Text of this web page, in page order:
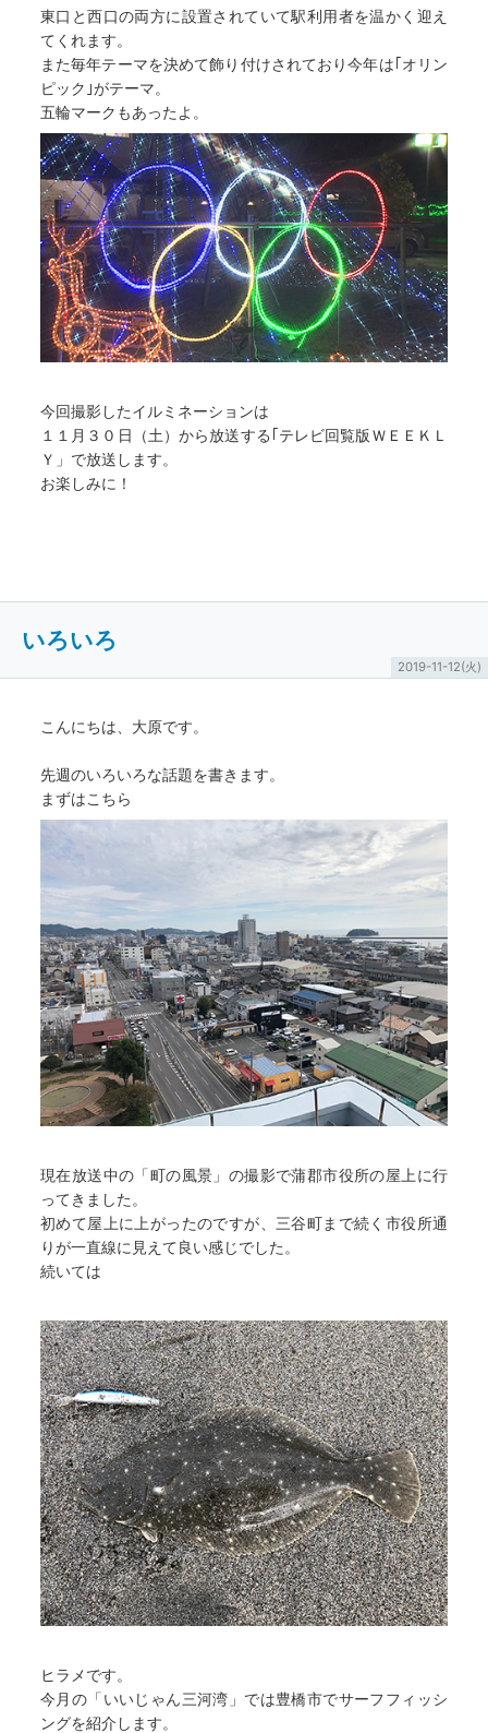
東口と西口の両方に設置されていて駅利用者を温かく迎え
てくれます。
また毎年テーマを決めて飾り付けされており今年は｢オリン
ピック｣がテーマ。
五輪マークもあったよ。
今回撮影したイルミネーションは
１１月３０日（土）から放送する｢テレビ回覧版ＷＥＥＫＬ
Ｙ」で放送します。
お楽しみに！
いろいろ
2019-11-12(火)
こんにちは、大原です。
先週のいろいろな話題を書きます。
まずはこちら
現在放送中の「町の風景」の撮影で蒲郡市役所の屋上に行
ってきました。
初めて屋上に上がったのですが、三谷町まで続く市役所通
りが一直線に見えて良い感じでした。
続いては
ヒラメです。
今月の「いいじゃん三河湾」では豊橋市でサーフフィッシ
ングを紹介します。